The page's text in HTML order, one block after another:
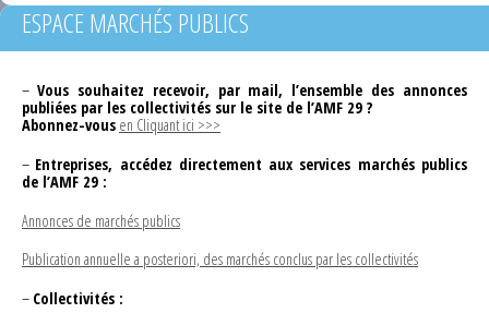
ESPACE MARCHÉS PUBLICS
– Vous souhaitez recevoir, par mail, l’ensemble des annonces
publiées par les collectivités sur le site de l’AMF 29 ?
Abonnez-vous en Cliquant ici >>>
– Entreprises, accédez directement aux services marchés publics
de l’AMF 29 :
Annonces de marchés publics
Publication annuelle a posteriori, des marchés conclus par les collectivités
– Collectivités :